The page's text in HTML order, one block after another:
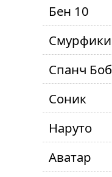
Бен 10
Смурфики
Спанч Боб
Соник
Наруто
Аватар